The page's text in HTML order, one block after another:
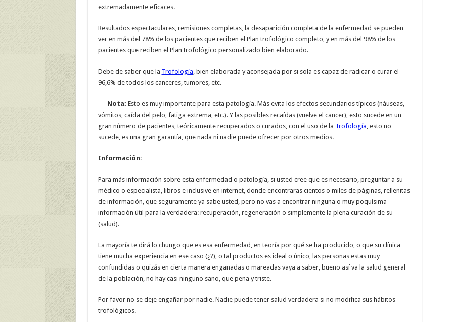
extremadamente eficaces.
Resultados espectaculares, remisiones completas, la desaparición completa de la enfermedad se pueden
ver en más del 78% de los pacientes que reciben el Plan trofológico completo, y en más del 98% de los
pacientes que reciben el Plan trofológico personalizado bien elaborado.
Debe de saber que la Trofología , bien elaborada y aconsejada por si sola es capaz de radicar o curar el
96,6% de todos los canceres, tumores, etc.
Nota: Esto es muy importante para esta patología. Más evita los efectos secundarios típicos (náuseas,
vómitos, caída del pelo, fatiga extrema, etc.). Y las posibles recaídas (vuelve el cancer), esto sucede en un
gran número de pacientes, teóricamente recuperados o curados, con el uso de la Trofología , esto no
sucede, es una gran garantía, que nada ni nadie puede ofrecer por otros medios.
Información:
Para más información sobre esta enfermedad o patología, si usted cree que es necesario, preguntar a su
médico o especialista, libros e inclusive en internet, donde encontraras cientos o miles de páginas, rellenitas
de información, que seguramente ya sabe usted, pero no vas a encontrar ninguna o muy poquísima
información útil para la verdadera: recuperación, regeneración o simplemente la plena curación de su
(salud).
La mayoría te dirá lo chungo que es esa enfermedad, en teoría por qué se ha producido, o que su clínica
tiene mucha experiencia en ese caso (¿?), o tal productos es ideal o único, las personas estas muy
confundidas o quizás en cierta manera engañadas o mareadas vaya a saber, bueno así va la salud general
de la población, no hay casi ninguno sano, que pena y triste.
Por favor no se deje engañar por nadie. Nadie puede tener salud verdadera si no modifica sus hábitos
trofológicos.